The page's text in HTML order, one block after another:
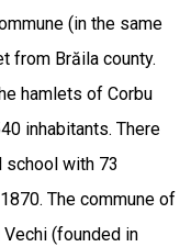
(in the same
from Brăila county.
hamlets of Corbu
inhabitants. There
school with 73
The commune of
(founded in